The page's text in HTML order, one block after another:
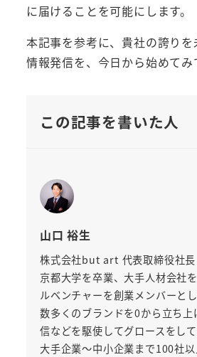
に届けることを可能にします。
本記事を参考に、貴社の誇り
情報発信を、今日から始めてみ
この記事を書いた人
山口 裕生
株式会社but art 代表取締役社長
京都大学を卒業、大手人材会社
ルベンチャーを創業メンバーとし
数多くのブランドを0から立ち上
信などを駆使してグロースをして
大手企業～中小企業まで100社